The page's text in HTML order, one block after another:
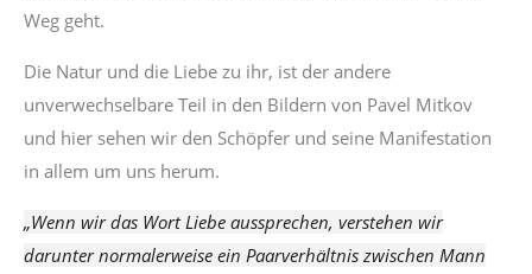
Weg geht.
Die Natur und die Liebe zu ihr, ist der andere
unverwechselbare Teil in den Bildern von Pavel Mitkov
und hier sehen wir den Schöpfer und seine Manifestation
in allem um uns herum.
„Wenn wir das Wort Liebe aussprechen, verstehen wir
darunter normalerweise ein Paarverhältnis zwischen Mann